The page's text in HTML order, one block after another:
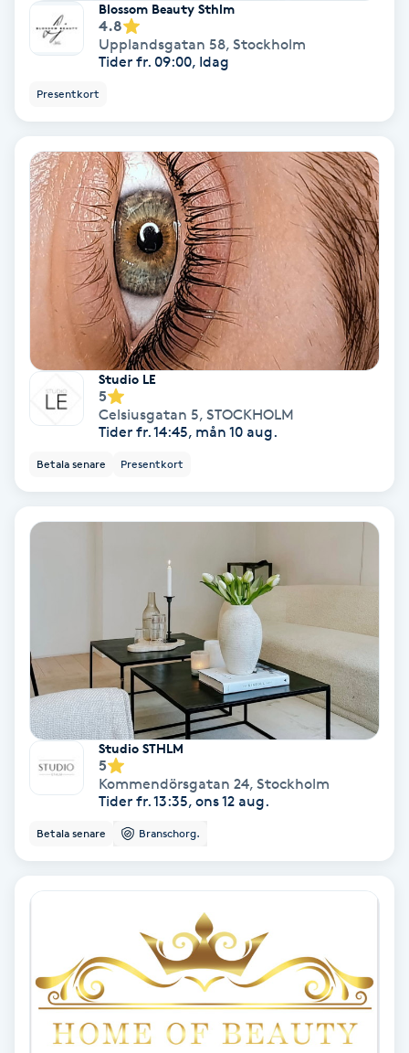
Pensionärklippning
Permanent hårborttagning
Permanent ögonbrynsmakeup
Personal shopper
Personlig tränare
Picolaser
Piercing
Pigmentbehandling
Plastikkirurgi
PRP (Platelet Rich Plasma)
PRX-T33
Psoriasis
Reflexologi
Blossom Beauty Sthlm
4.8
Upplandsgatan 58, Stockholm
Tider fr. 09:00, Idag
Presentkort
Studio LE
5
Celsiusgatan 5, STOCKHOLM
Tider fr. 14:45, mån 10 aug.
Betala senare Presentkort
Studio STHLM
5
Kommendörsgatan 24, Stockholm
Tider fr. 13:35, ons 12 aug.
Betala senare Branschorg.